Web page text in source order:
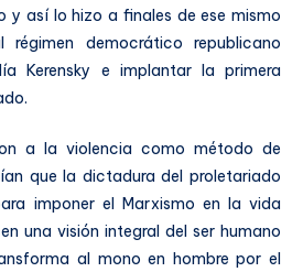
y así lo hizo a finales de ese mismo
democrático republicano
Kerensky e implantar la primera
a la violencia como método de
que la dictadura del proletariado
imponer el Marxismo en la vida
una visión integral del ser humano
al mono en hombre por el